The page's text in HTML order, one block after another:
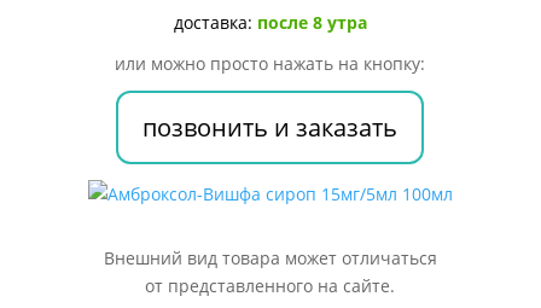
100мл
доставка: после 8 утра
или можно просто нажать на кнопку:
позвонить и заказать
Внешний вид товара может отличаться
от представленного на сайте.